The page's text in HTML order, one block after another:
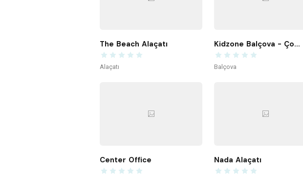
The Beach Alaçatı
Alaçatı
Kidzone Balçova - Çocuk Gelişim ve Aktivite Merkezi
Balçova
Center Office Nada Alaçatı